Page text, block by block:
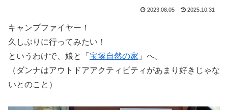
2023.08.05 2025.10.31
キャンプファイヤー！
久しぶりに行ってみたい！
というわけで、娘と「 宝塚自然の家 」へ。
（ダンナはアウトドアアクティビティがあまり好きじゃな
いとのこと）